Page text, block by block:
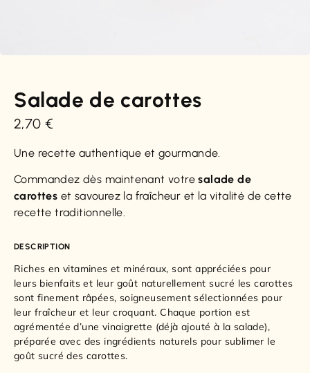
Salade de carottes
2,70 €
Une recette authentique et gourmande.
Commandez dès maintenant votresalade de
carottes et savourez la fraîcheur et la vitalité de cette
recette traditionnelle.
DESCRIPTION
Riches en vitamines et minéraux, sont appréciées pour
leurs bienfaits et leur goût naturellement sucré les carottes
sont finement râpées, soigneusement sélectionnées pour
leur fraîcheur et leur croquant. Chaque portion est
agrémentée d’une vinaigrette (déjà ajouté à la salade),
préparée avec des ingrédients naturels pour sublimer le
goût sucré des carottes.